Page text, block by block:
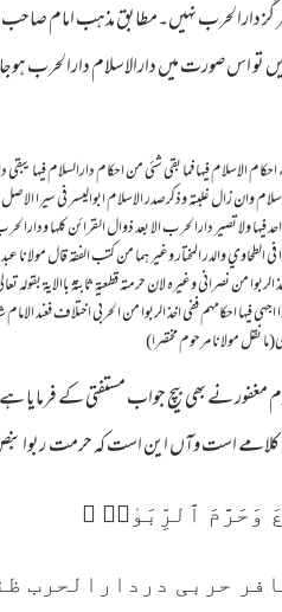
دارالحرب نہیں۔مطابق مذہب امام صاحب
تو اس صورت میں دارالاسلام دارالحرب
الاسلام فيها فما بقي شئي من احكام دارالسلام فيها
وان زال غلبته وذكرصدر الاسلام ابواليسر في سيرا الاصل
فيها ولا تصير دارالحرب الا بعد ذوال القرائن كلها
في الطحاوي والدر المختار وغير هما من كتب الفقه قال
الربوا من نصراني وغيره لان حرمته قطعية ثابتة
احكامهم ففي اخذ الربوا من الحربي اختلاف فعند الامام
نقل مولانا مرحوم مختصرا)
مغفور نے بھی بیچ جواب مستفتی کے
کلامے است وآں این است کہ حرمت ربوا
وَحَرَّمَ ٱلرِّبَو‌ٰا۟
حربی دردارالحرب